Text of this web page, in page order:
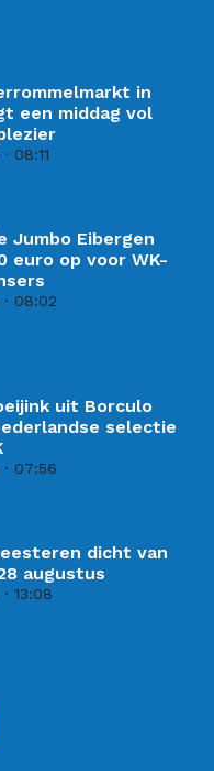
in
een middag vol
08:11
Jumbo Eibergen
euro op voor WK-
08:02
uit Borculo
selectie
07:56
dicht van
augustus
13:08